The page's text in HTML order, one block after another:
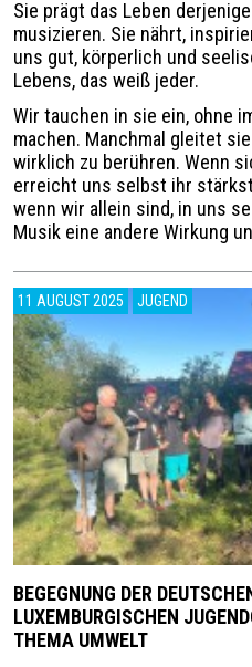
Sie prägt das Leben
musizieren. Sie nährt,
uns gut, körperlich und
Lebens, das weiß jeder.
Wir tauchen in sie ein, ohne
machen. Manchmal gleitet
wirklich zu berühren. Wenn
erreicht uns selbst ihr
wenn wir allein sind, in uns
Musik eine andere Wirkung
11 AUGUST 2025 JUGEND
BEGEGNUNG DER
LUXEMBURGISCHEN
THEMA UMWELT